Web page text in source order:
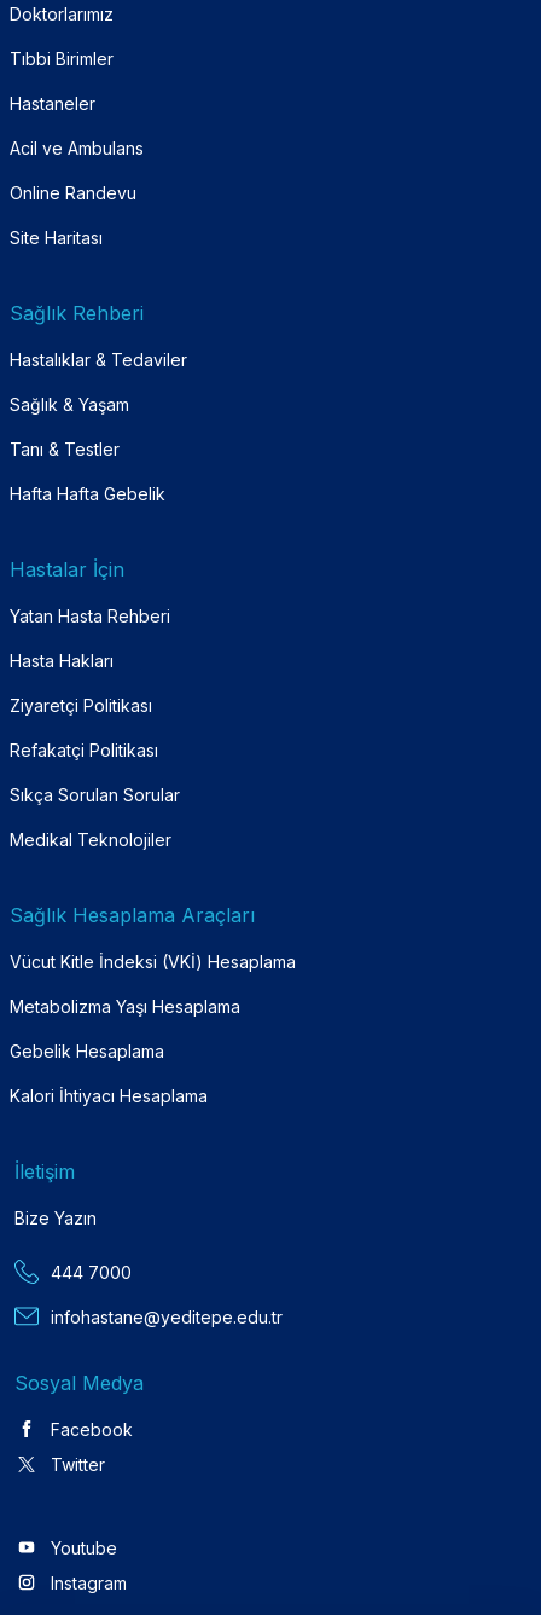
Doktorlarımız
Tıbbi Birimler
Hastaneler
Acil ve Ambulans
Online Randevu
Site Haritası
Sağlık Rehberi
Hastalıklar & Tedaviler
Sağlık & Yaşam
Tanı & Testler
Hafta Hafta Gebelik
Hastalar İçin
Yatan Hasta Rehberi
Hasta Hakları
Ziyaretçi Politikası
Refakatçi Politikası
Sıkça Sorulan Sorular
Medikal Teknolojiler
Sağlık Hesaplama Araçları
Vücut Kitle İndeksi (VKİ) Hesaplama
Metabolizma Yaşı Hesaplama
Gebelik Hesaplama
Kalori İhtiyacı Hesaplama
İletişim
Bize Yazın
444 7000
infohastane@yeditepe.edu.tr
Sosyal Medya
Facebook
Twitter
Youtube
Instagram